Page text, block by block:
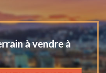
à vendre à